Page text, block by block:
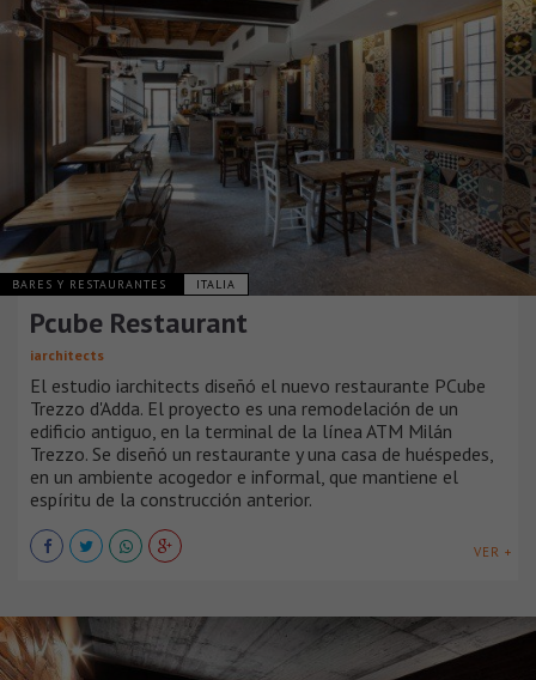
BARES Y RESTAURANTES ITALIA
Pcube Restaurant
iarchitects
El estudio iarchitects diseñó el nuevo restaurante PCube
Trezzo d'Adda. El proyecto es una remodelación de un
edificio antiguo, en la terminal de la línea ATM Milán
Trezzo. Se diseñó un restaurante y una casa de huéspedes,
en un ambiente acogedor e informal, que mantiene el
espíritu de la construcción anterior.
VER +